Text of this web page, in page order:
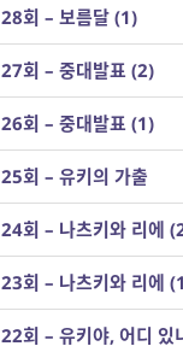
28회 – 보름달 (1)
27회 – 중대발표 (2)
26회 – 중대발표 (1)
25회 – 유키의 가출
24회 – 나츠키와 리에
23회 – 나츠키와 리에
22회 – 유키야, 어디 있